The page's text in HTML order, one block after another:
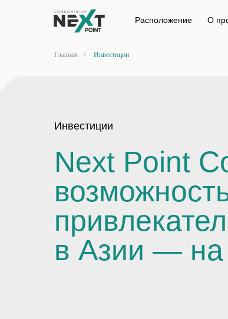
Расположение О
Проект
Расположение
Главная / Инвестиции
Next Point
в Азии — на
Инвестиции